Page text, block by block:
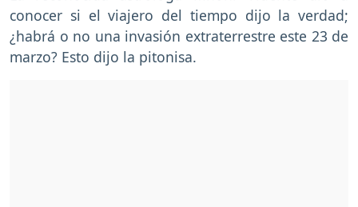
conocer si el viajero del tiempo dijo la verdad;
¿habrá o no una invasión extraterrestre este 23 de
marzo? Esto dijo la pitonisa.